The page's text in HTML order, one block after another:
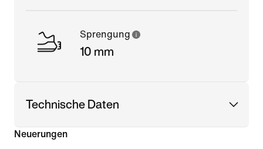
Sprengung
10 mm
Technische Daten
Neuerungen